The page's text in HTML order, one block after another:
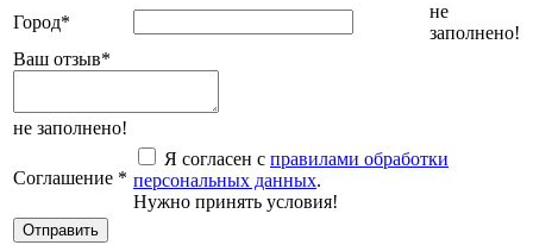
Город*
не
заполнено!
Ваш отзыв*
не заполнено!
Соглашение *
Я согласен с правилами обработки
персональных данных.
Нужно принять условия!